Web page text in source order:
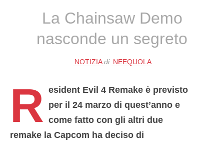
La Chainsaw Demo
nasconde un segreto
NOTIZIA di NEEQUOLA
R
esident Evil 4 Remake è previsto
per il 24 marzo di quest’anno e
come fatto con gli altri due
remake la Capcom ha deciso di